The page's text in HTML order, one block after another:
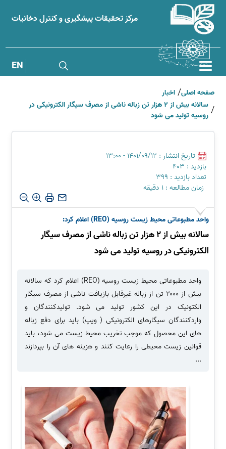
مرکز تحقیقات پیشگیری و کنترل دخانیات
نظرسنجی
EN
صفحه اصلی اخبار
سالانه بیش از ۲ هزار تن زباله ناشی از مصرف سیگار الکترونیکی در
روسیه تولید می شود
تاریخ انتشار : 1401/09/12 - 13:00
بازدید : 403
تعداد بازدید : 399
زمان مطالعه : 1 دقیقه
واحد مطبوعاتی محیط زیست روسیه (REO) اعلام کرد:
سالانه بیش از ۲ هزار تن زباله ناشی از مصرف سیگار
الکترونیکی در روسیه تولید می شود
واحد مطبوعاتی محیط زیست روسیه (REO) اعلام کرد که سالانه
بیش از ۲۰۰۰ تن از زباله غیرقابل بازیافت ناشی از مصرف سیگار
الکتونیک در این کشور تولید می شود. تولیدکنندگان و
واردکنندگان سیگارهای الکترونیکی ( ویپ) باید برای دفع زباله
های این محصول که موجب تخریب محیط زیست می شود، باید
قوانین زیست محیطی را رعایت کنند و هزینه های آن را بپردازند
...